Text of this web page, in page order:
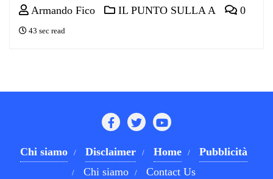
Armando Fico IL PUNTO SULLA A 0
43 sec read
Chi siamo Disclaimer Home
Pubblicità
Chi siamo
Contact Us